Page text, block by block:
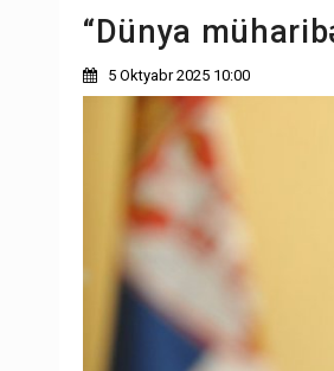
“Dünya
5 Oktyabr 2025 10:00